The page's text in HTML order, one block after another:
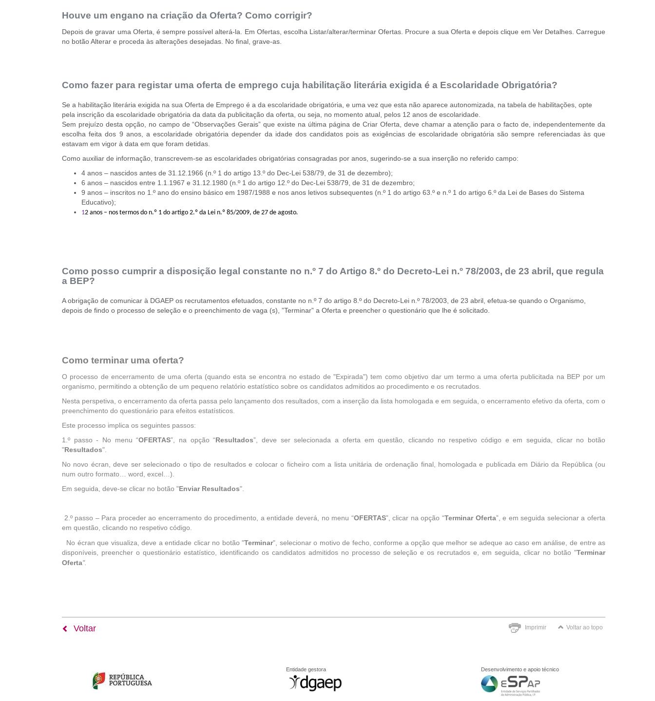
Houve um engano na criação da Oferta? Como corrigir?
Depois de gravar uma Oferta, é sempre possível alterá-la. Em Ofertas, escolha Listar/alterar/terminar Ofertas. Procure a sua Oferta e depois clique em Ver Detalhes. Carregue
no botão Alterar e proceda às alterações desejadas. No final, grave-as.
Como fazer para registar uma oferta de emprego cuja habilitação literária exigida é a Escolaridade Obrigatória?
Se a habilitação literária exigida na sua Oferta de Emprego é a da escolaridade obrigatória, e uma vez que esta não aparece autonomizada, na tabela de habilitações, opte
pela inscrição da escolaridade obrigatória da data da publicitação da oferta, ou seja, no momento atual, pelos 12 anos de escolaridade.
Sem prejuízo desta opção, no campo de “Observações Gerais” que existe na última página de Criar Oferta, deve chamar a atenção para o facto de, independentemente da
escolha feita dos 9 anos, a escolaridade obrigatória depender da idade dos candidatos pois as exigências de escolaridade obrigatória são sempre referenciadas às que
estavam em vigor à data em que foram detidas.
Como auxiliar de informação, transcrevem-se as escolaridades obrigatórias consagradas por anos, sugerindo-se a sua inserção no referido campo:
4 anos – nascidos antes de 31.12.1966 (n.º 1 do artigo 13.º do Dec-Lei 538/79, de 31 de dezembro);
6 anos – nascidos entre 1.1.1967 e 31.12.1980 (n.º 1 do artigo 12.º do Dec-Lei 538/79, de 31 de dezembro;
9 anos – inscritos no 1.º ano do ensino básico em 1987/1988 e nos anos letivos subsequentes (n.º 1 do artigo 63.º e n.º 1 do artigo 6.º da Lei de Bases do Sistema
Educativo);
12 anos – nos termos do n.º 1 do artigo 2.º da Lei n.º 85/2009, de 27 de agosto.
Como posso cumprir a disposição legal constante no n.º 7 do Artigo 8.º do Decreto-Lei n.º 78/2003, de 23 abril, que regula
a BEP?
A obrigação de comunicar à DGAEP os recrutamentos efetuados, constante no n.º 7 do artigo 8.º do Decreto-Lei n.º 78/2003, de 23 abril, efetua-se quando o Organismo,
depois de findo o processo de seleção e o preenchimento de vaga (s), ”Terminar” a Oferta e preencher o questionário que lhe é solicitado.
Como terminar uma oferta?
O processo de encerramento de uma oferta (quando esta se encontra no estado de "Expirada") tem como objetivo dar um termo a uma oferta publicitada na BEP por um
organismo, permitindo a obtenção de um pequeno relatório estatístico sobre os candidatos admitidos ao procedimento e os recrutados.
Nesta perspetiva, o encerramento da oferta passa pelo lançamento dos resultados, com a inserção da lista homologada e em seguida, o encerramento efetivo da oferta, com o
preenchimento do questionário para efeitos estatísticos.
Este processo implica os seguintes passos:
1.º passo - No menu “OFERTAS”, na opção “Resultados”, deve ser selecionada a oferta em questão, clicando no respetivo código e em seguida, clicar no botão
"Resultados".
No novo écran, deve ser selecionado o tipo de resultados e colocar o ficheiro com a lista unitária de ordenação final, homologada e publicada em Diário da República (ou
num outro formato… word, excel…).
Em seguida, deve-se clicar no botão "Enviar Resultados".
2.º passo – Para proceder ao encerramento do procedimento, a entidade deverá, no menu “OFERTAS”, clicar na opção “Terminar Oferta”, e em seguida selecionar a oferta
em questão, clicando no respetivo código.
No écran que visualiza, deve a entidade clicar no botão "Terminar", selecionar o motivo de fecho, conforme a opção que melhor se adeque ao caso em análise, de entre as
disponíveis,
preencher o questionário estatístico, identificando os candidatos admitidos no processo de seleção e os recrutados e, em seguida, clicar no botão "Terminar
Oferta".
Imprimir Voltar ao topo
Voltar
Entidade gestora Desenvolvimento e apoio técnico